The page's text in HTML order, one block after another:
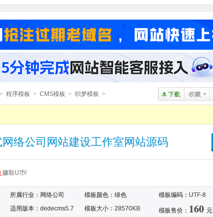
> 程序模板 > CMS模板 > 织梦模板 >
络公司网站建设工作室网站源码
,赚取U币!
所属行业： 网络公司 模板颜色： 绿色
模板编码：UTF-8
适用版本：dedecms5.7
模板大小：28570KB 模板售价： 160 元